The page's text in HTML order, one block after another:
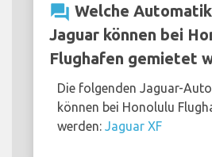
question_answer Welche
Jaguar können bei
Flughafen gemietet
Die folgenden Jaguar-
können bei Honolulu
werden: Jaguar XF